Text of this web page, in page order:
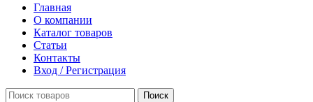
Главная
О компании
Каталог товаров
Статьи
Контакты
Вход / Регистрация
Поиск